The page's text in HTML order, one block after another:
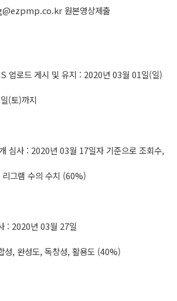
원본영상제출
업로드 게시 및 유지 : 2020년 03월 01일(일)
(토)까지
심사 : 2020년 03월 17일자 기준으로 조회수,
리그램 수의 수치 (60%)
: 2020년 03월 27일
성, 완성도, 독창성, 활용도 (40%)